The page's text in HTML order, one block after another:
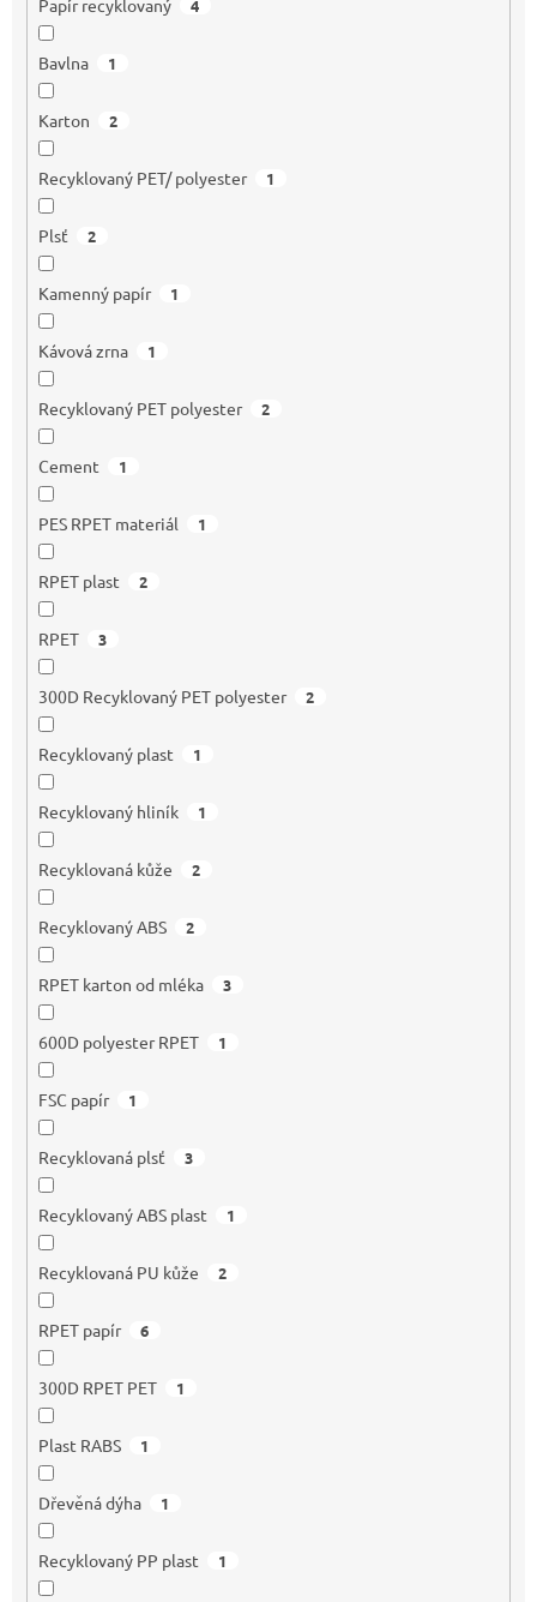
Papír recyklovaný 4
Bavlna 1
Karton 2
Recyklovaný PET/ polyester 1
Plsť 2
Kamenný papír 1
Kávová zrna 1
Recyklovaný PET polyester 2
Cement 1
PES RPET materiál 1
RPET plast 2
RPET 3
300D Recyklovaný PET polyester 2
Recyklovaný plast 1
Recyklovaný hliník 1
Recyklovaná kůže 2
Recyklovaný ABS 2
RPET karton od mléka 3
600D polyester RPET 1
FSC papír 1
Recyklovaná plsť 3
Recyklovaný ABS plast 1
Recyklovaná PU kůže 2
RPET papír 6
300D RPET PET 1
Plast RABS 1
Dřevěná dýha 1
Recyklovaný PP plast 1